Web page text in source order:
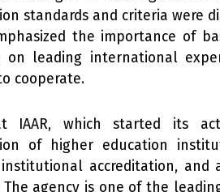
standards and criteria were
the importance of
on leading international
cooperate.
IAAR, which started its
of higher education
accreditation, and
The agency is one of the